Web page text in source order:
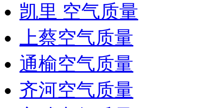
凯里 空气质量
上蔡空气质量
通榆空气质量
齐河空气质量